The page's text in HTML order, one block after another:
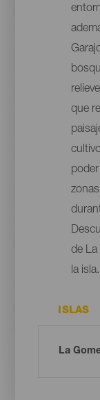
que
de La
la isla.
ISLAS